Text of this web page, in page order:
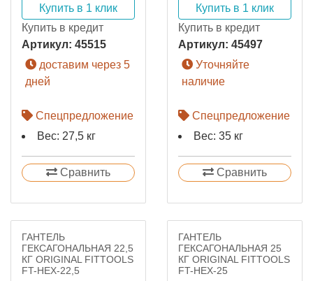
Купить в 1 клик
Купить в кредит
Артикул: 45515
доставим через 5
дней
Спецпредложение
Вес: 27,5 кг
Сравнить
Купить в 1 клик
Купить в кредит
Артикул: 45497
Уточняйте
наличие
Спецпредложение
Вес: 35 кг
Сравнить
ГАНТЕЛЬ
ГЕКСАГОНАЛЬНАЯ 22,5
КГ ORIGINAL FITTOOLS
FT-HEX-22,5
ГАНТЕЛЬ
ГЕКСАГОНАЛЬНАЯ 25
КГ ORIGINAL FITTOOLS
FT-HEX-25